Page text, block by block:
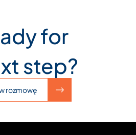
for
step?
rozmowę
rozmowę